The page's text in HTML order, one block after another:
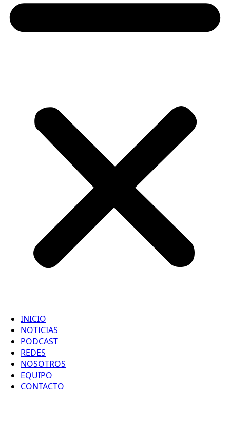
INICIO
NOTICIAS
PODCAST
REDES
NOSOTROS
EQUIPO
CONTACTO